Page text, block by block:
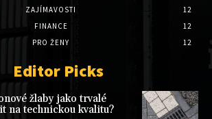
ZAJÍMAVOSTI
12
FINANCE
12
PRO ŽENY
12
Editor Picks
žlaby jako trvalé
na technickou kvalitu?